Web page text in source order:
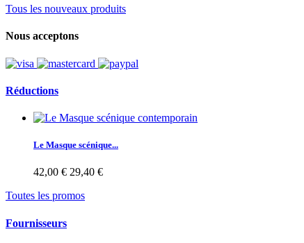
Tous les nouveaux produits
Nous acceptons
Réductions
Le Masque scénique...
42,00 € 29,40 €
Toutes les promos
Fournisseurs